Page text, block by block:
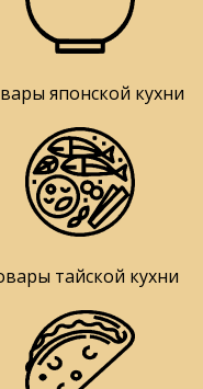
японской кухни
тайской кухни